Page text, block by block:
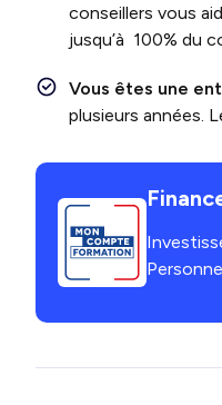
conseillers vous
jusqu’à 100% du
Vous êtes une
plusieurs années.